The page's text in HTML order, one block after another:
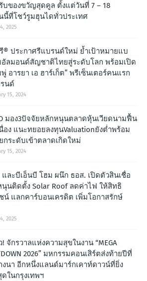
บของขวัญสุดคูล ตั้งแต่วันที่ 7 – 18
นี้ที่โชว์รูมฮุนไดทั่วประเทศ
2025
® ประกาศรีแบรนด์ใหม่ ย้ำเป้าหมายแบ
ลมอนด์สัญชาติไทยสู่ระดับโลก พร้อมเปิด
อารยา เอ ฮาร์เก็ต” พรีเซ็นเตอร์คนแรก
นด์
15, 2024
มอง3ปัจจัยหลักหนุนตลาดหุ้นเวียดนามฟื้น
อง แนะทยอยลงทุนValuationยังต่ำพร้อม
กระดับเข้าตลาดเกิดใหม่
15, 2024
ละบีเอ็นบี โฮม ผนึก ธอส. เปิดตัวสินเชื่อ
นุนติดตั้ง Solar Roof ลดค่าไฟ ให้สิทธิ
น์ แลกคาร์บอนเครดิต เพิ่มโอกาสรักษ์
2025
! จักรวาลแห่งความสุขในงาน “MEGA
2026” มหกรรมคอนเสิร์ตส่งท้ายปีที่
งนา อีกหนึ่งแลนด์มาร์กเคาท์ดาวน์ที่ยิ่ง
ในกรุงเทพฯ